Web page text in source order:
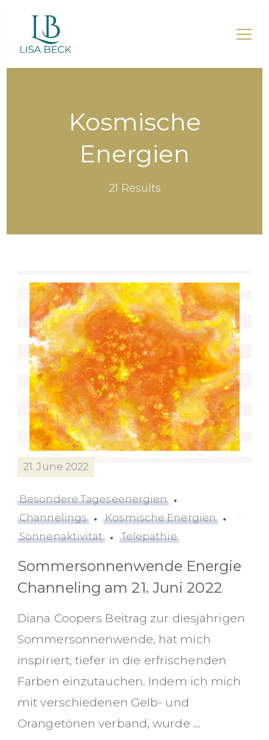
Lisa Beck – Mentorin für
Kosmische
Energien
21 Results
21. June 2022
Besondere Tageseenergien
Channelings
Kosmische Energien
Sonnenaktivität
Telepathie
Sommersonnenwende Energie
Channeling am 21. Juni 2022
Diana Coopers Beitrag zur diesjährigen
Sommersonnenwende, hat mich
inspiriert, tiefer in die erfrischenden
Farben einzutauchen. Indem ich mich
mit verschiedenen Gelb- und
Orangetönen verband, wurde …